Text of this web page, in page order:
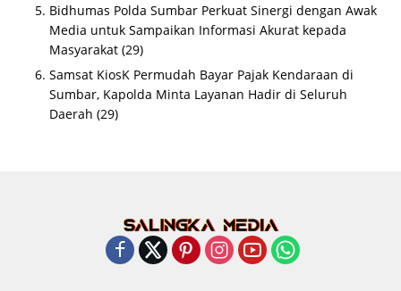
Bidhumas Polda Sumbar Perkuat Sinergi dengan Awak
Media untuk Sampaikan Informasi Akurat kepada
Masyarakat (29)
Samsat KiosK Permudah Bayar Pajak Kendaraan di
Sumbar, Kapolda Minta Layanan Hadir di Seluruh
Daerah (29)